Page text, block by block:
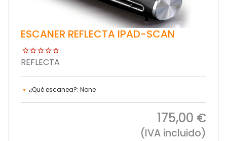
ESCANER REFLECTA IPAD-SCAN
REFLECTA
¿Qué escanea?: None
175,00 €
(IVA incluido)